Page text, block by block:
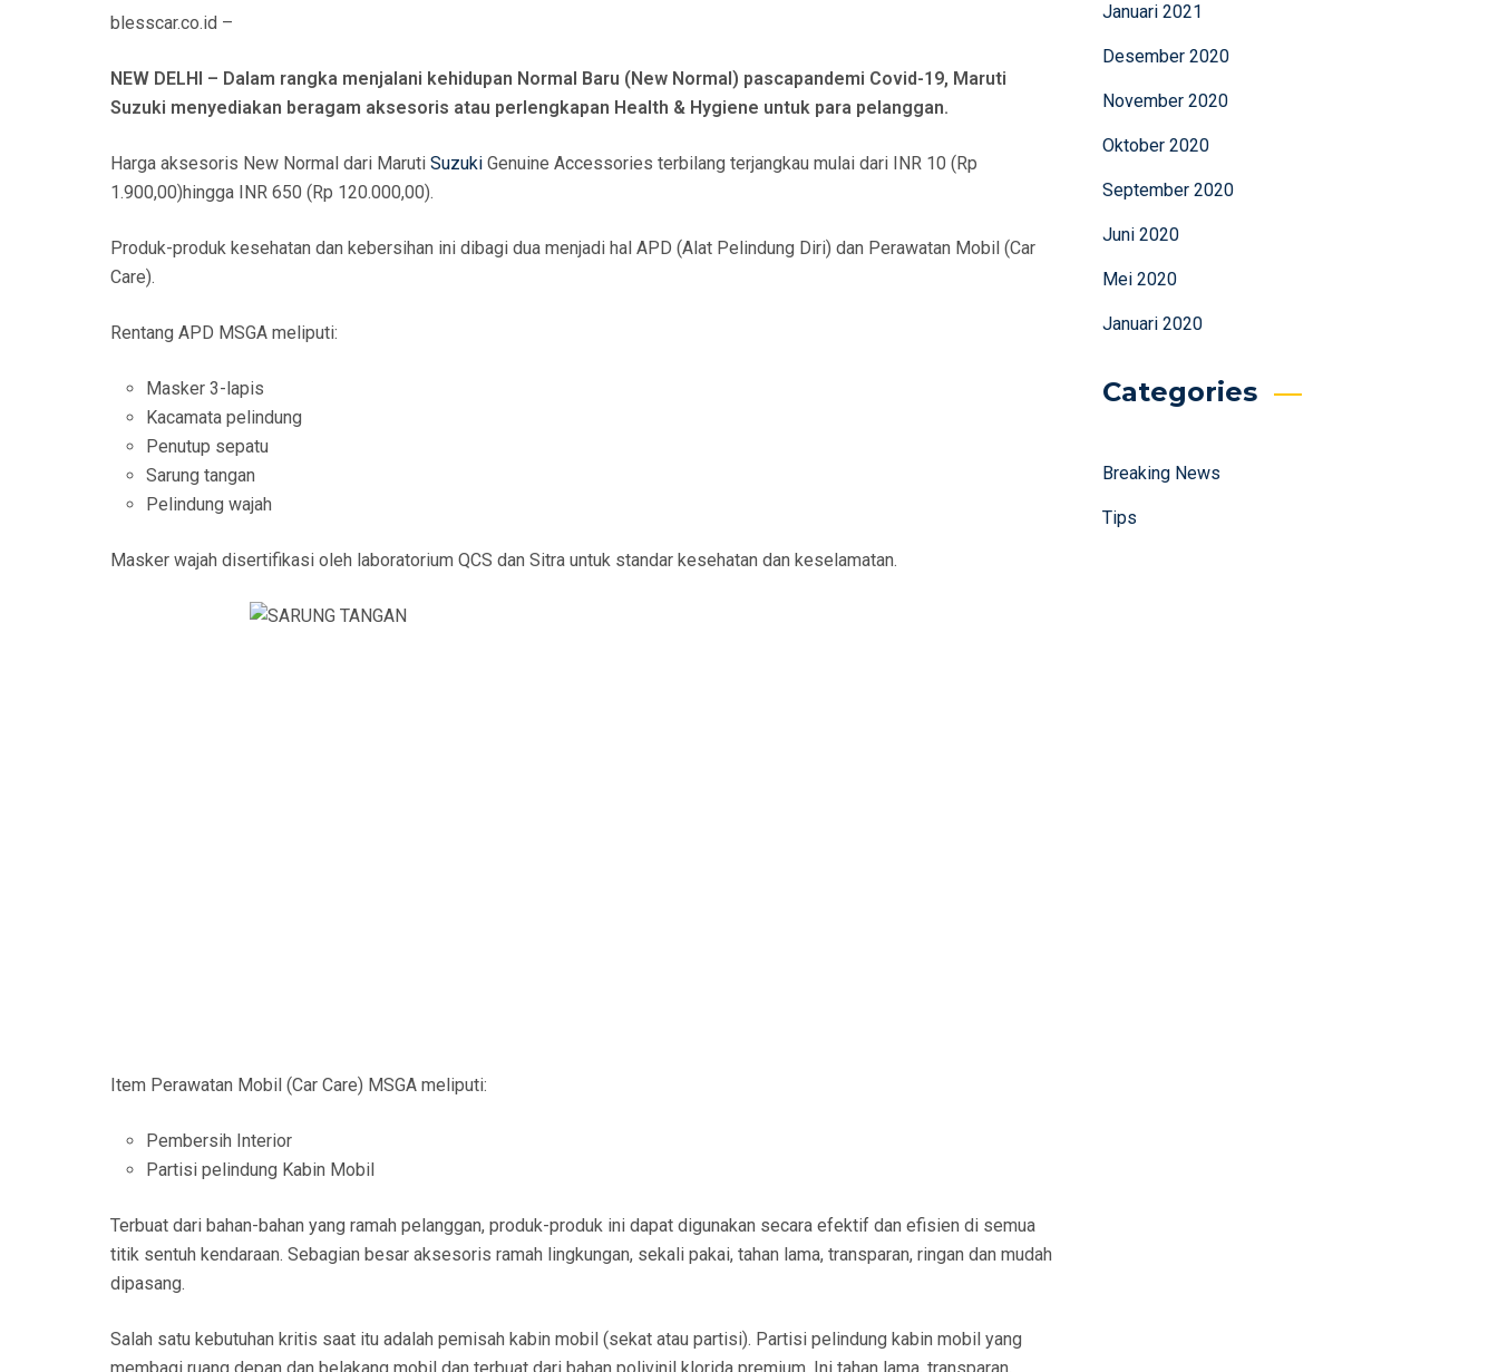
blesscar.co.id –
NEW DELHI – Dalam rangka menjalani kehidupan Normal Baru (New Normal) pascapandemi Covid-19, Maruti
Suzuki menyediakan beragam aksesoris atau perlengkapan Health & Hygiene untuk para pelanggan.
Harga aksesoris New Normal dari Maruti Suzuki Genuine Accessories terbilang terjangkau mulai dari INR 10 (Rp
1.900,00)hingga INR 650 (Rp 120.000,00).
Produk-produk kesehatan dan kebersihan ini dibagi dua menjadi hal APD (Alat Pelindung Diri) dan Perawatan Mobil (Car
Care).
Rentang APD MSGA meliputi:
Masker 3-lapis
Kacamata pelindung
Penutup sepatu
Sarung tangan
Pelindung wajah
Masker wajah disertifikasi oleh laboratorium QCS dan Sitra untuk standar kesehatan dan keselamatan.
Item Perawatan Mobil (Car Care) MSGA meliputi:
Pembersih Interior
Partisi pelindung Kabin Mobil
Terbuat dari bahan-bahan yang ramah pelanggan, produk-produk ini dapat digunakan secara efektif dan efisien di semua
titik sentuh kendaraan. Sebagian besar aksesoris ramah lingkungan, sekali pakai, tahan lama, transparan, ringan dan mudah
dipasang.
Salah satu kebutuhan kritis saat itu adalah pemisah kabin mobil (sekat atau partisi). Partisi pelindung kabin mobil yang
Januari 2021
Desember 2020
November 2020
Oktober 2020
September 2020
Juni 2020
Mei 2020
Januari 2020
Categories
Breaking News
Tips